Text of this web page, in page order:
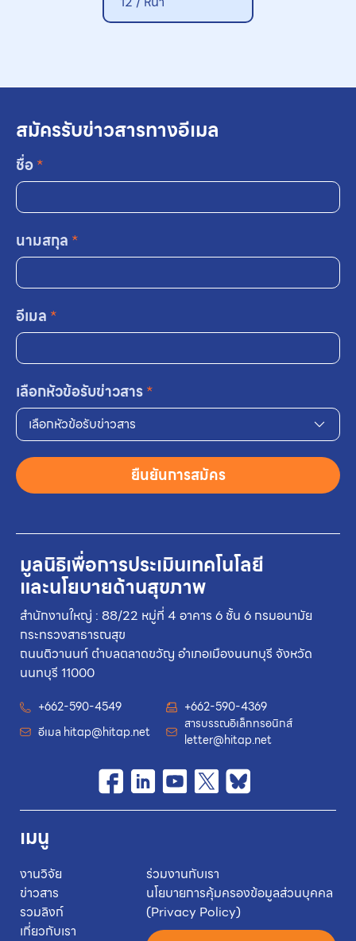
มูลนิธิเพื่อการประเมินเทคโนโลยี
และนโยบายด้านสุขภาพ
สำนักงานใหญ่ : 88/22 หมู่ที่ 4 อาคาร 6 ชั้น 6 กรมอนามัย
กระทรวงสาธารณสุข
ถนนติวานนท์ ตำบลตลาดขวัญ อำเภอเมืองนนทบุรี จังหวัด
นนทบุรี 11000
+662-590-4549
+662-590-4369
อีเมล hitap@hitap.net
สารบรรณอิเล็กทรอนิกส์
letter@hitap.net
เมนู
งานวิจัย
ข่าวสาร
รวมลิงก์
เกี่ยวกับเรา
ร่วมงานกับเรา
นโยบายการคุ้มครองข้อมูลส่วนบุคคล
(Privacy Policy)
สมัครรับข่าวสารทางอีเมล
ชื่อ*
นามสกุล *
อีเมล *
เลือกหัวข้อรับข่าวสาร*
เลือกหัวข้อรับข่าวสาร
ยืนยันการสมัคร